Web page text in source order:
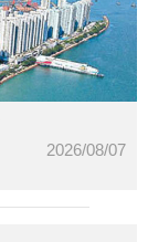
2026/08/07